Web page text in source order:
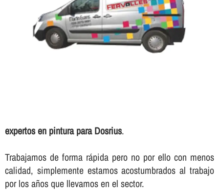
expertos en pintura para Dosrius.
Trabajamos de forma rápida pero no por ello con menos
calidad, simplemente estamos acostumbrados al trabajo
por los años que llevamos en el sector.